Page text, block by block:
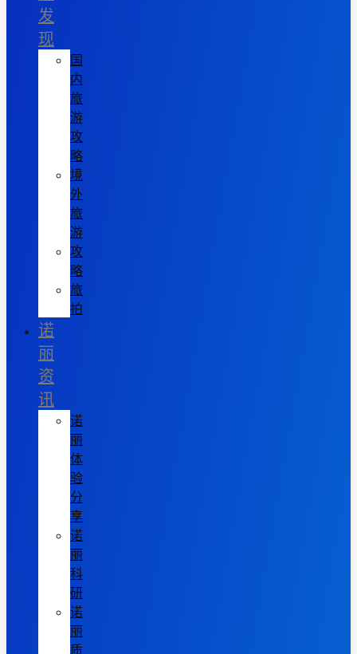
发
现
国
内
旅
游
攻
略
境
外
旅
游
攻
略
旅
拍
诺
丽
资
讯
诺
丽
体
验
分
享
诺
丽
科
研
诺
丽
质